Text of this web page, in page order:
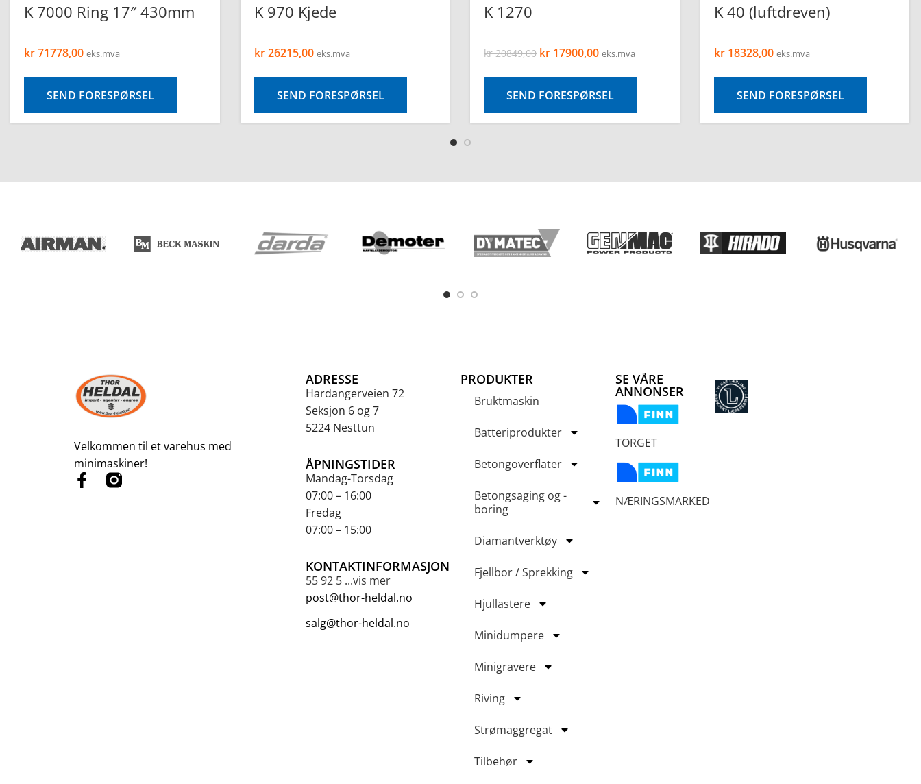
K 7000 Ring 17″ 430mm
kr71778,00 eks.mva
SEND FORESPØRSEL
K 970 Kjede
kr26215,00 eks.mva
SEND FORESPØRSEL
K 1270
kr20849,00 kr 17900,00 eks.mva
SEND FORESPØRSEL
K 40 (luftdreven)
kr18328,00 eks.mva
SEND FORESPØRSEL
Velkommen til et varehus med
minimaskiner!
ADRESSE
Hardangerveien 72
Seksjon 6 og 7
5224 Nesttun
ÅPNINGSTIDER
Mandag-Torsdag
07:00 – 16:00
Fredag
07:00 – 15:00
KONTAKTINFORMASJON
55 92 5 ...vis mer
post@thor-heldal.no
salg@thor-heldal.no
PRODUKTER
Bruktmaskin
Batteriprodukter
Betongoverflater
Betongsaging og -
boring
Diamantverktøy
Fjellbor / Sprekking
Hjullastere
Minidumpere
Minigravere
Riving
Strømaggregat
Tilbehør
SE VÅRE
ANNONSER
TORGET
NÆRINGSMARKED